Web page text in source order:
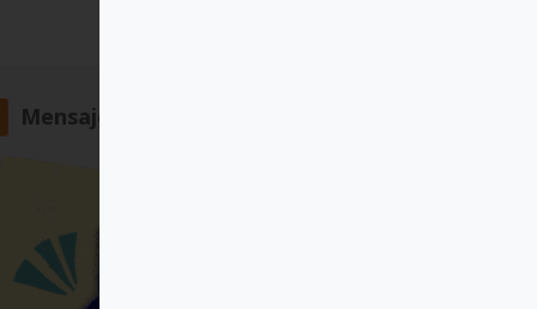
Mensajero